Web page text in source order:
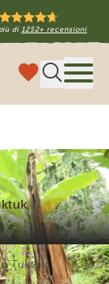
di 1252+ recensioni
Tuktuk.